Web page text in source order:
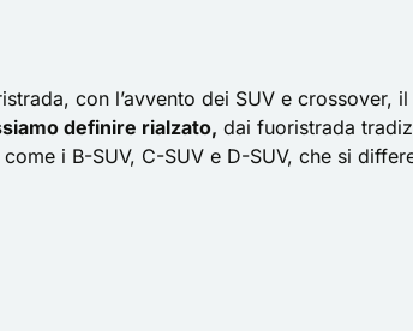
con l’avvento dei SUV e crossover,
definire rialzato, dai fuoristrada
i B-SUV, C-SUV e D-SUV, che si